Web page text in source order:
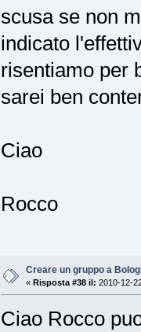
scusa se non
indicato
risentiamo per
sarei ben
Ciao
Rocco
Creare un gruppo a
« Risposta #38 il: 2010-12-
Ciao Rocco